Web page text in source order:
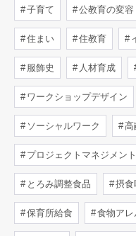
子育て 公教育の変容
住まい 住教育
服飾史 人材育成
ワークショップデザイン
ソーシャルワーク 高
プロジェクトマネジメント
とろみ調整食品 摂食
保育所給食 食物アレ